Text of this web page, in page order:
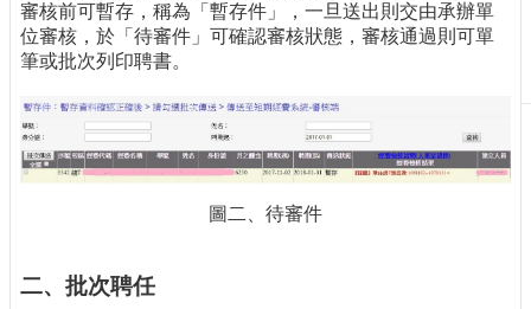
物
校
服
務
專
技
審核前可暫存，稱為「暫存件」，一旦送出則交由承辦單
位審核，於「待審件」可確認審核狀態，審核通過則可單
筆或批次列印聘書。
圖二、待審件
二、批次聘任